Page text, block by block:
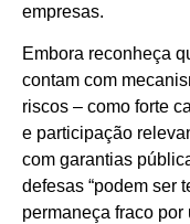
empresas.
Embora reconheça
contam com
riscos – como forte
e participação
com garantias
defesas “podem ser
permaneça fraco